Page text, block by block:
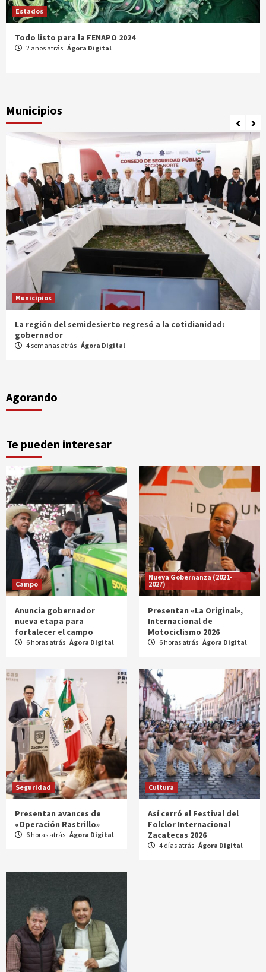
Estados
Comparte Cecytez estrategias para mejora académica en
Tamaulipas
Municipios
Municipios
Entrega gobernador a productores 100 mdp en semilla
1 mes atrás
Agorando
Te pueden interesar
Campo
Anuncia gobernador
nueva etapa para
fortalecer el campo
6 horas atrás Ágora Digital
Nueva Gobernanza (2021-
2027)
Presentan «La Original»,
Internacional de
Motociclismo 2026
6 horas atrás Ágora Digital
Seguridad
Presentan avances de
«Operación Rastrillo»
6 horas atrás Ágora Digital
Cultura
Así cerró el Festival del
Folclor Internacional
Zacatecas 2026
4 días atrás Ágora Digital